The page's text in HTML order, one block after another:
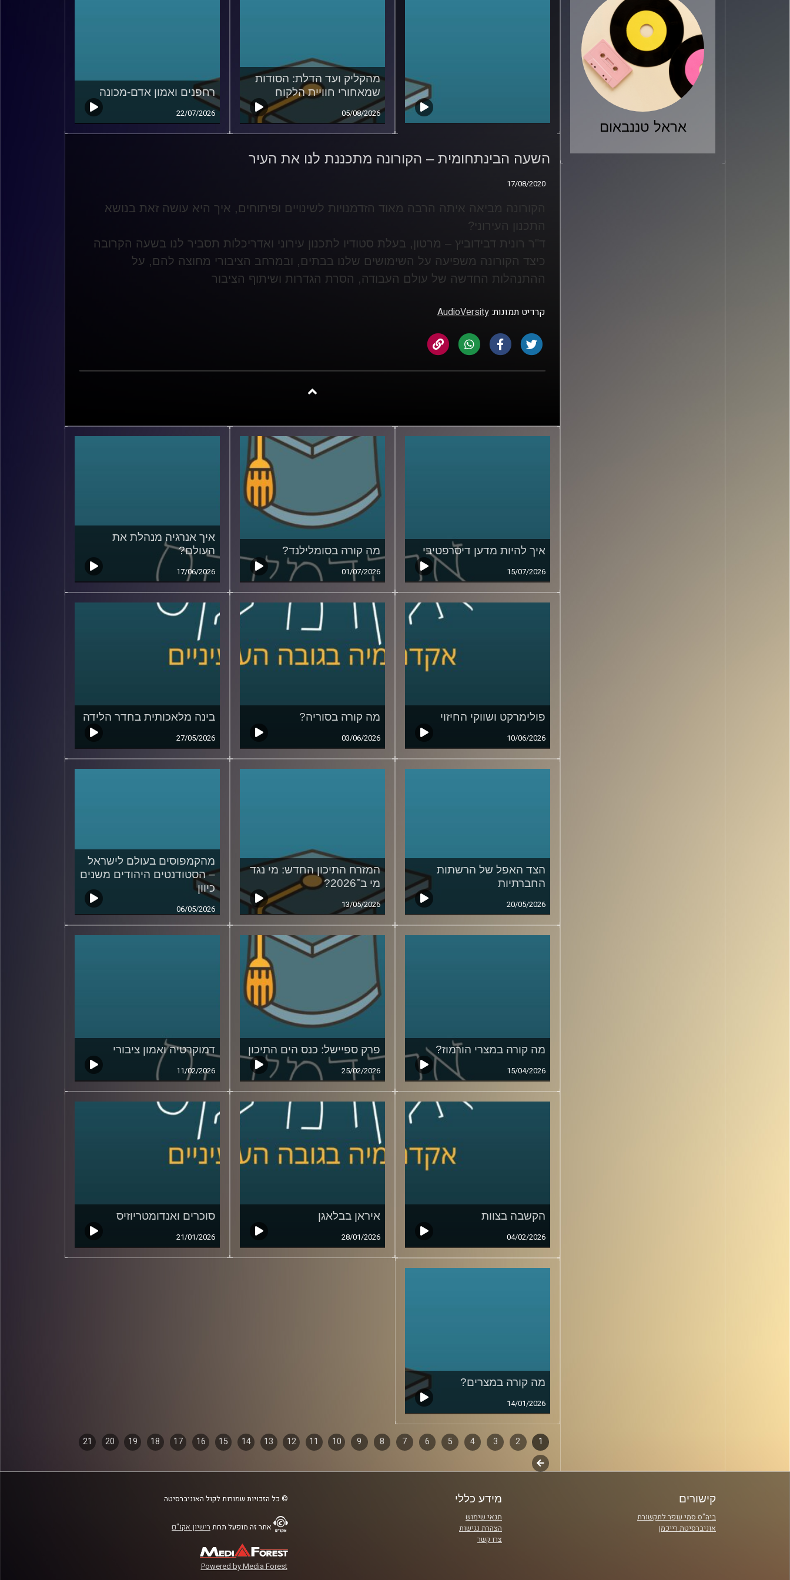
אראל טננבאום
מהקליק ועד הדלת: הסודות
שמאחורי חוויית הלקוח
05/08/2026
רחפנים ואמון אדם-מכונה
22/07/2026
השעה הבינתחומית – הקורונה מתכננת לנו את העיר
17/08/2020
הקורונה מביאה איתה הרבה מאוד הזדמנויות לשינויים ופיתוחים, איך היא עושה זאת בנושא
התכנון העירוני?
ד"ר רונית דבידוביץ – מרטון, בעלת סטודיו לתכנון עירוני ואדריכלות תסביר לנו בשעה הקרובה
כיצד הקורונה משפיעה על השימושים שלנו בבתים, ובמרחב הציבורי מחוצה להם, על
ההתנהלות החדשה של עולם העבודה, הסרת הגדרות ושיתוף הציבור
קרדיט תמונות:AudioVersity
איך להיות מדען דיסרפטיבי
15/07/2026
מה קורה בסומלילנד?
01/07/2026
איך אנרגיה מנהלת את
העולם?
17/06/2026
פולימרקט ושווקי החיזוי
10/06/2026
מה קורה בסוריה?
03/06/2026
בינה מלאכותית בחדר הלידה
27/05/2026
הצד האפל של הרשתות
החברתיות
20/05/2026
המזרח התיכון החדש: מי נגד
מי ב־2026?
13/05/2026
מהקמפוסים בעולם לישראל
– הסטודנטים היהודים משנים
כיוון
06/05/2026
מה קורה במצרי הורמוז?
15/04/2026
פרק ספיישל: כנס הים התיכון
25/02/2026
דמוקרטיה ואמון ציבורי
11/02/2026
הקשבה בצוות
04/02/2026
איראן בבלאגן
28/01/2026
סוכרים ואנדומטריוזיס
21/01/2026
מה קורה במצרים?
14/01/2026
סגירה
דפדוף
פרקים
1
2
3
4
5
6
7
8
9
10
11
12
13
14
15
16
17
18
19
20
21
לשלב
קישורים
ביה"ס סמי עופר לתקשורת
אוניברסיטת רייכמן
מידע כללי
תנאי שימוש
הצהרת נגישות
צרו קשר
© כל הזכויות שמורות לקול האוניברסיטה
אתר זה מופעל תחת רישיון אקו"ם
Powered by Media Forest